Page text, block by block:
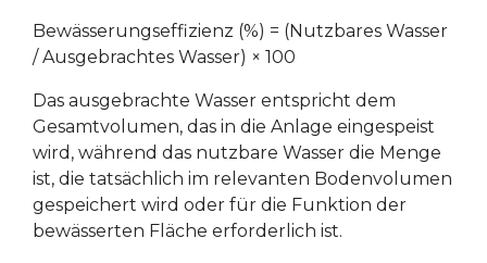
Bewässerungseffizienz (%) = (Nutzbares Wasser
/ Ausgebrachtes Wasser) × 100
Das ausgebrachte Wasser entspricht dem
Gesamtvolumen, das in die Anlage eingespeist
wird, während das nutzbare Wasser die Menge
ist, die tatsächlich im relevanten Bodenvolumen
gespeichert wird oder für die Funktion der
bewässerten Fläche erforderlich ist.